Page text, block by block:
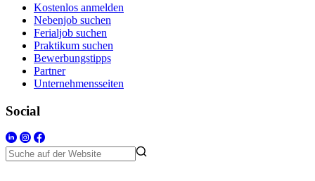
Kostenlos anmelden
Nebenjob suchen
Ferialjob suchen
Praktikum suchen
Bewerbungstipps
Partner
Unternehmensseiten
Social